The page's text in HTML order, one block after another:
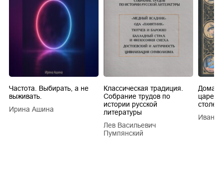
Частота. Выбирать, а не
выживать.
Ирина Ашина
Классическая традиция.
Собрание трудов по
истории русской
литературы
Лев Васильевич
Пумпянский
царей
Иван